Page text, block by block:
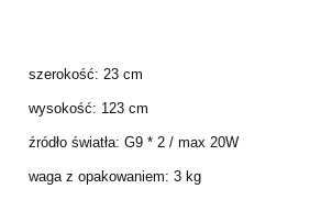
szerokość: 23 cm
wysokość: 123 cm
źródło światła: G9 * 2 / max 20W
waga z opakowaniem: 3 kg